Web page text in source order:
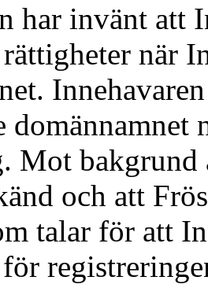
har invänt att
när
Mot bakgrund
och att
talar för att